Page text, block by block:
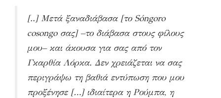
[..] Μετά ξαναδιάβασα [το Sóngoro
cosongo σας] –το διάβασα στους φίλους
μου– και άκουσα για σας από τον
Γκαρθία Λόρκα. Δεν χρειάζεται να σας
περιγράψω τη βαθιά εντύπωση που μου
προξένησε […] ιδιαίτερα η Ρούμπα, η